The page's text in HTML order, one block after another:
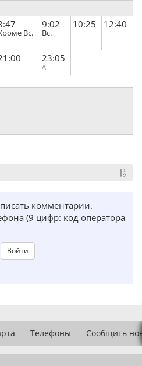
Вс.
9:02
Вс.
10:25 12:40
23:05
А
комментарии.
(9 цифр: код оператора
Войти
Телефоны Сообщить